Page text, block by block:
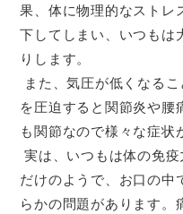
果、体に物理的なストレ
下してしまい、いつもは
りします。
また、気圧が低くなる
を圧迫すると関節炎や腰
も関節なので様々な症状
実は、いつもは体の免
だけのようで、お口の中
らかの問題があります。